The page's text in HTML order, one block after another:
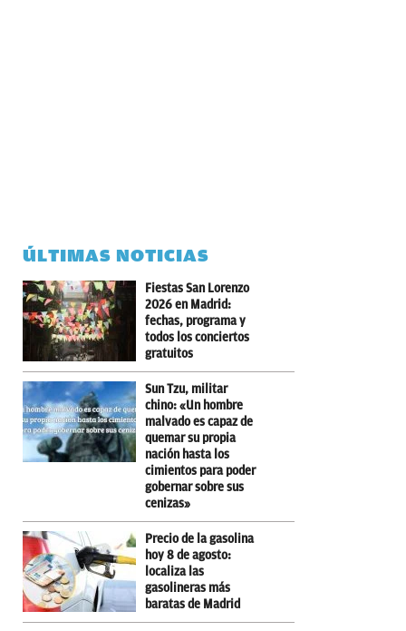
ÚLTIMAS NOTICIAS
Fiestas San Lorenzo
2026 en Madrid:
fechas, programa y
todos los conciertos
gratuitos
Sun Tzu, militar
chino: «Un hombre
malvado es capaz de
quemar su propia
nación hasta los
cimientos para poder
gobernar sobre sus
cenizas»
Precio de la gasolina
hoy 8 de agosto:
localiza las
gasolineras más
baratas de Madrid